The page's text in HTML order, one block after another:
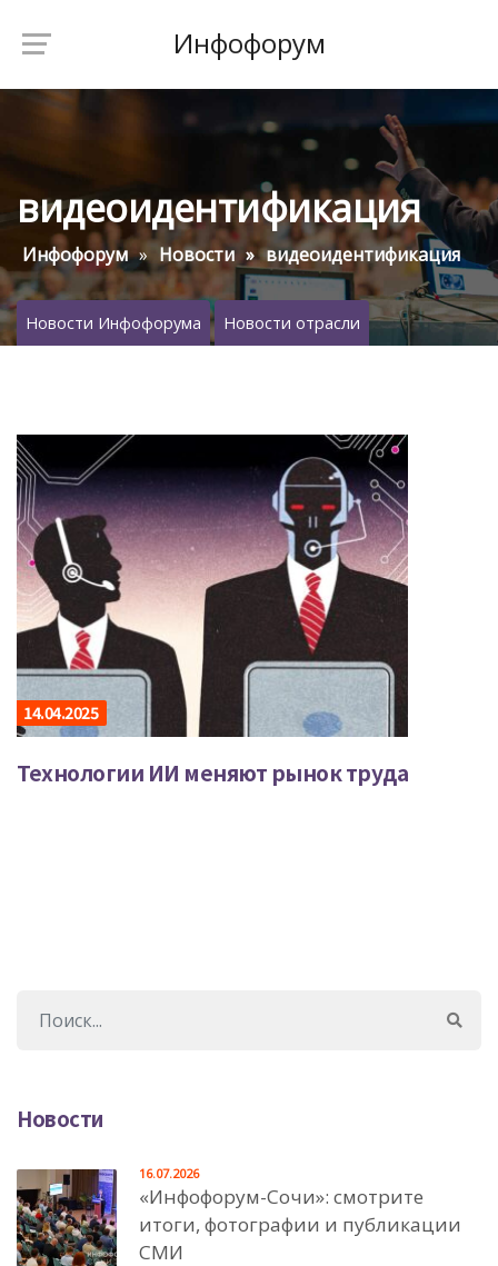
Инфофорум
видеоидентификация
Инфофорум Новости видеоидентификация
Новости Инфофорума Новости отрасли
14.04.2025
Технологии ИИ меняют рынок труда
Новости
«Инфофорум-Сочи»: смотрите
итоги, фотографии и публикации
СМИ
16.07.2026